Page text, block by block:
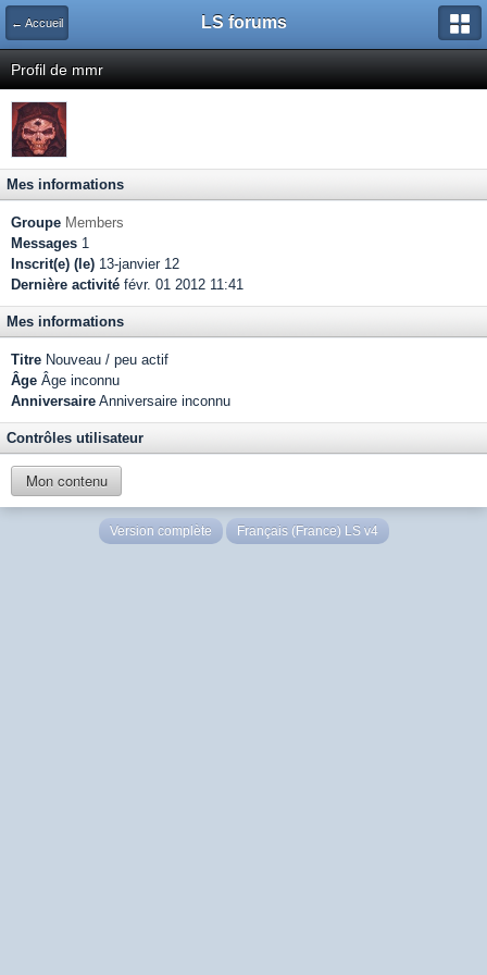
← Accueil LS forums
Profil de mmr
Mes informations
Groupe Members
Messages 1
Inscrit(e) (le) 13-janvier 12
Dernière activité févr. 01 2012 11:41
Mes informations
Titre Nouveau / peu actif
Âge Âge inconnu
Anniversaire Anniversaire inconnu
Contrôles utilisateur
Mon contenu
Version complète Français (France) LS v4